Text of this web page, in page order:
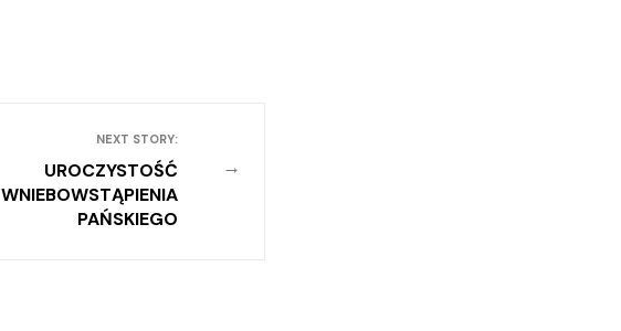
→
NEXT STORY:
UROCZYSTOŚĆ
WNIEBOWSTĄPIENIA
PAŃSKIEGO